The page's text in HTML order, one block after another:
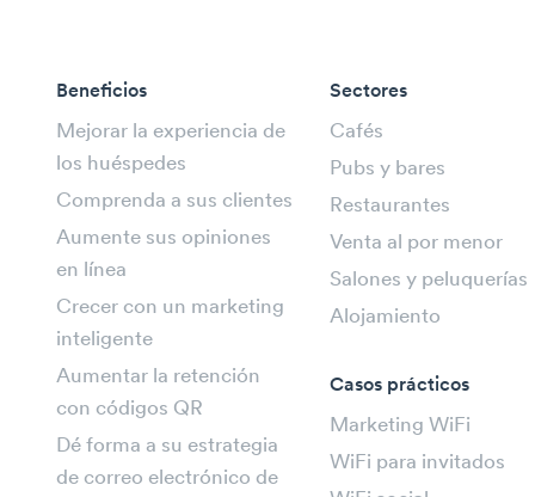
Beneficios
Mejorar la experiencia de
los huéspedes
Comprenda a sus clientes
Aumente sus opiniones
en línea
Crecer con un marketing
inteligente
Aumentar la retención
con códigos QR
Dé forma a su estrategia
de correo electrónico de
Sectores
Cafés
Pubs y bares
Restaurantes
Venta al por menor
Salones y peluquerías
Alojamiento
Casos prácticos
Marketing WiFi
WiFi para invitados